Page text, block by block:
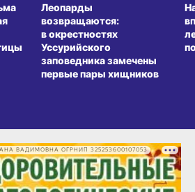
Леопарды
возвращаются:
в окрестностях
Уссурийского
заповедника замечены
первые пары хищников
ВАДИМОВНА ОГРНИП 325253600107053